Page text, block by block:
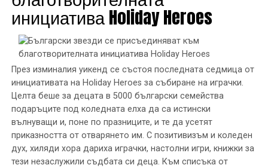
инициатива Holiday Heroes
През изминалия уикенд се състоя последната седмица от
инициативата на Holiday Heroes за събиране на играчки.
Целта беше за децата в 5000 български семейства
подаръците под коледната елха да са истински
вълнуващи и, поне по празниците, и те да усетят
приказността от отварянето им. С позитивизъм и коледен
дух, хиляди хора дариха играчки, настолни игри, книжки за
тези незаслужили съдбата си деца. Към списъка от